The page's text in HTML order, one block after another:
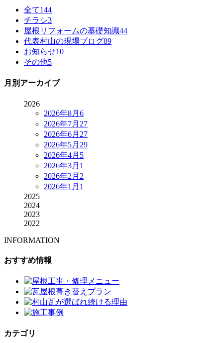
全て144
チラシ3
屋根リフォームの基礎知識44
代表村山の現場ブログ89
お知らせ10
その他5
月別アーカイブ
2026
2026年8月 6
2026年7月 27
2026年6月 27
2026年5月 29
2026年4月 5
2026年3月 1
2026年2月 2
2026年1月 1
2025
2024
2023
2022
INFORMATION
おすすめ情報
カテゴリ